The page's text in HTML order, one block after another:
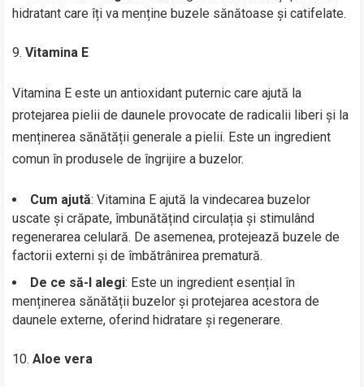
hidratant care îți va menține buzele sănătoase și catifelate.
Vitamina E
Vitamina E este un antioxidant puternic care ajută la
protejarea pielii de daunele provocate de radicalii liberi și la
menținerea sănătății generale a pielii. Este un ingredient
comun în produsele de îngrijire a buzelor.
Cum ajută: Vitamina E ajută la vindecarea buzelor
uscate și crăpate, îmbunătățind circulația și stimulând
regenerarea celulară. De asemenea, protejează buzele de
factorii externi și de îmbătrânirea prematură.
De ce să-l alegi: Este un ingredient esențial în
menținerea sănătății buzelor și protejarea acestora de
daunele externe, oferind hidratare și regenerare.
Aloe vera